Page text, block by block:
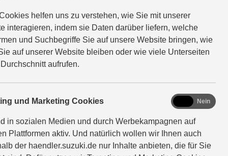
helfen uns zu verstehen, wie Sie mit unserer
interagieren, indem sie Daten darüber liefern, welche
und Suchbegriffe Sie auf unsere Website bringen, wie
auf unserer Website bleiben oder wie viele Unterseiten
aufrufen.
und Marketing Cookies
in sozialen Medien und durch Werbekampagnen auf
Plattformen aktiv. Und natürlich wollen wir Ihnen auch
der haendler.suzuki.de nur Inhalte anbieten, die für Sie
marketing
Nein
AGS Comfort
kombinierter Wert der CO₂-Emission: 126 g/km; CO₂-
AGS Comfort+
kombinierter Wert der CO₂-Emission: 127 g/km; CO₂-
Edition
kombinierter Wert der CO2-Emission: 121 g/km; CO2-